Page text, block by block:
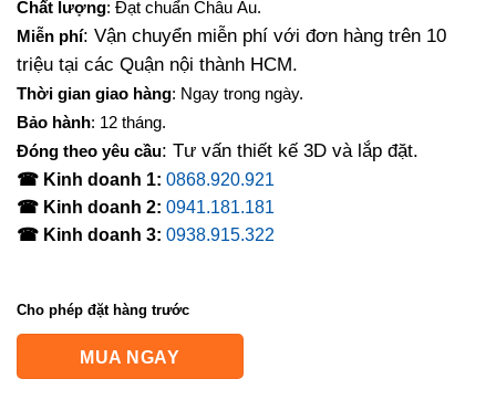
Chất lượng: Đạt chuẩn Châu Âu.
Miễn phí: Vận chuyển miễn phí với đơn hàng trên 10
triệu tại các Quận nội thành HCM.
Thời gian giao hàng: Ngay trong ngày.
Bảo hành: 12 tháng.
Đóng theo yêu cầu: Tư vấn thiết kế 3D và lắp đặt.
☎ Kinh doanh 1: 0868.920.921
☎ Kinh doanh 2: 0941.181.181
☎ Kinh doanh 3: 0938.915.322
Cho phép đặt hàng trước
MUA NGAY